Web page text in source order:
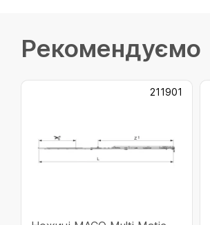
Рекомендуємо
211901